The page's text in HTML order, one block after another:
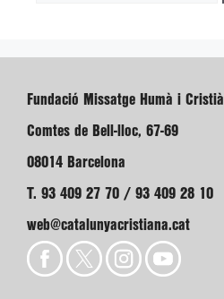
Fundació Missatge Humà i Cristià
Comtes de Bell-lloc, 67-69
08014 Barcelona
T. 93 409 27 70 / 93 409 28 10
web@catalunyacristiana.cat